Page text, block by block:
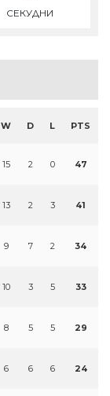
СЕКУДНИ
W D L PTS
15 2 0 47
13 2 3 41
9 7 2 34
10 3 5 33
8 5 5 29
6 6 6 24